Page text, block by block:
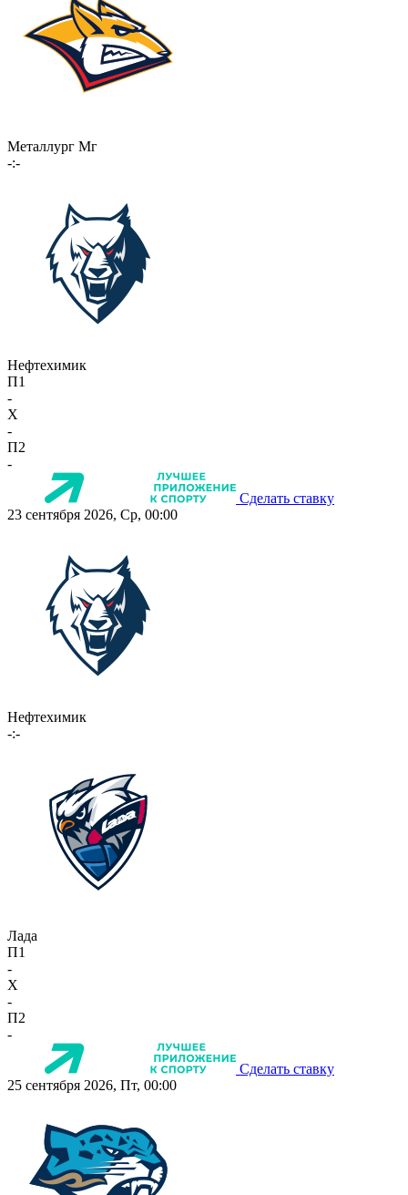
Металлург Мг
-:-
Нефтехимик
П1
-
X
-
П2
-
Сделать ставку
23 сентября 2026, Ср, 00:00
Нефтехимик
-:-
Лада
П1
-
X
-
П2
-
Сделать ставку
25 сентября 2026, Пт, 00:00